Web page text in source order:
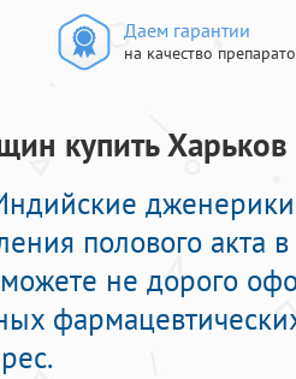
Даем гарантии
на качество
купить Харьков
полового акта
не дорого